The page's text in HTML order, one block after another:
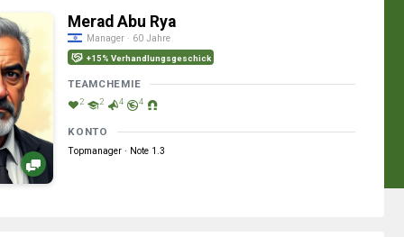
Merad Abu Rya
Manager · 60 Jahre
+15% Verhandlungsgeschick
TEAMCHEMIE
2 2 4 4
KONTO
Topmanager · Note 1.3